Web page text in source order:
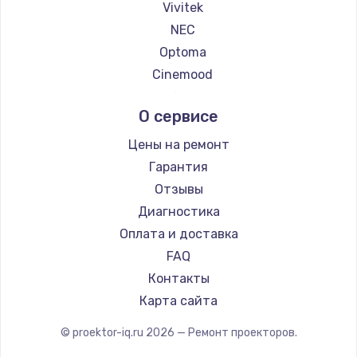
Ремонт платы усилителя
1200 руб.
Ремонт платы блока питания
800 руб.
Заказать
Тюнинг динамиков
4900 руб.
Заказать
Ремонт криптомодуля
Vivitek
NEC
Optoma
Cinemood
Barco
Xgimi
Canon
JVC
Casio
Hiper
HITACHI
Panasonic
Hisense
О сервисе
Цены на ремонт
Гарантия
Отзывы
Диагностика
Оплата и доставка
FAQ
Контакты
Карта сайта
© proektor-iq.ru 2026 — Ремонт проекторов.